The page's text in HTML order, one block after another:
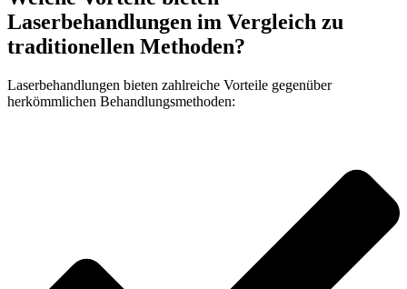
Laserbehandlungen im Vergleich zu
traditionellen Methoden?
Laserbehandlungen bieten zahlreiche Vorteile gegenüber
herkömmlichen Behandlungsmethoden: